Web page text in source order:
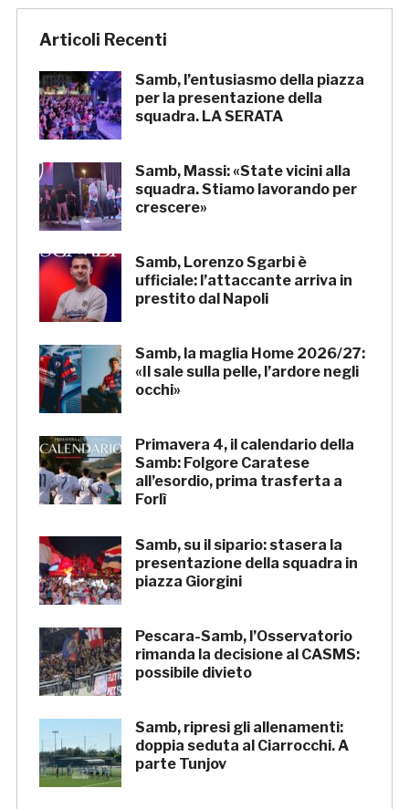
Articoli Recenti
Samb, l’entusiasmo della piazza
per la presentazione della
squadra. LA SERATA
Samb, Massi: «State vicini alla
squadra. Stiamo lavorando per
crescere»
Samb, Lorenzo Sgarbi è
ufficiale: l’attaccante arriva in
prestito dal Napoli
Samb, la maglia Home 2026/27:
«Il sale sulla pelle, l’ardore negli
occhi»
Primavera 4, il calendario della
Samb: Folgore Caratese
all’esordio, prima trasferta a
Forlì
Samb, su il sipario: stasera la
presentazione della squadra in
piazza Giorgini
Pescara-Samb, l’Osservatorio
rimanda la decisione al CASMS:
possibile divieto
Samb, ripresi gli allenamenti:
doppia seduta al Ciarrocchi. A
parte Tunjov